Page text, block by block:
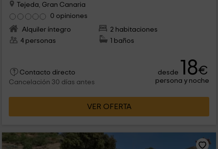
Tejeda, Gran Canaria
0 opiniones
Alquiler íntegro
2 habitaciones
4 personas
1 baños
Contacto directo
Cancelación 30 días antes
desde 18€
persona y noche
VER OFERTA